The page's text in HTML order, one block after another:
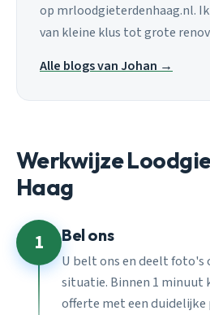
op mrloodgieterdenhaag.nl.
van kleine klus tot grote
Alle blogs van Johan →
Werkwijze
Haag
1 Bel ons
U belt ons en deelt foto's
situatie. Binnen 1 minuut
offerte met een duidelijke